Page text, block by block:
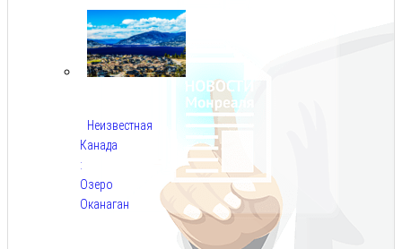
Неизвестная
Канада
:
Озеро
Оканаган